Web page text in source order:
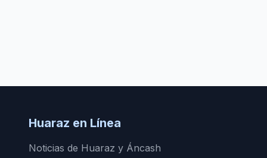
Huaraz en Línea
Noticias de Huaraz y Áncash